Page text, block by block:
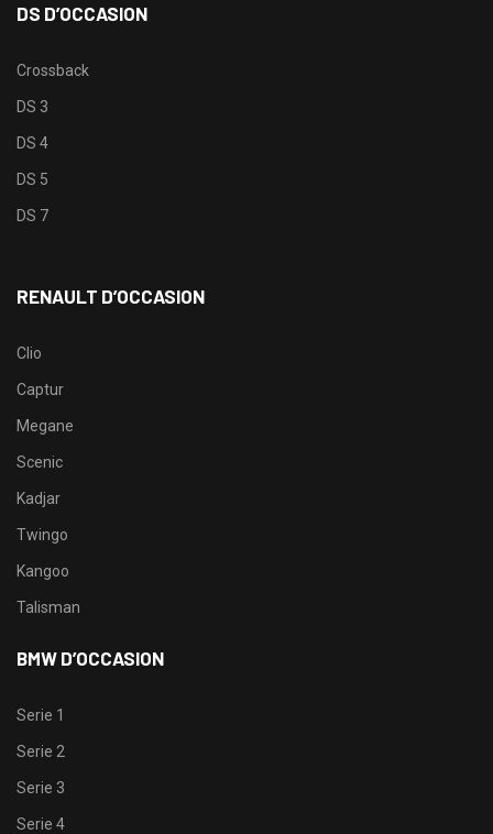
DS D’OCCASION
Crossback
DS 3
DS 4
DS 5
DS 7
RENAULT D’OCCASION
Clio
Captur
Megane
Scenic
Kadjar
Twingo
Kangoo
Talisman
BMW D’OCCASION
Serie 1
Serie 2
Serie 3
Serie 4